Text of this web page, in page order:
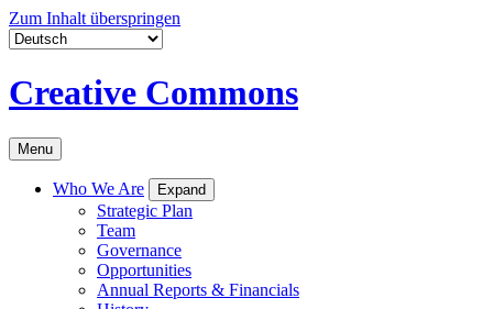
Zum Inhalt überspringen
Creative Commons
Menu
Who We Are Expand
Strategic Plan
Team
Governance
Opportunities
Annual Reports & Financials